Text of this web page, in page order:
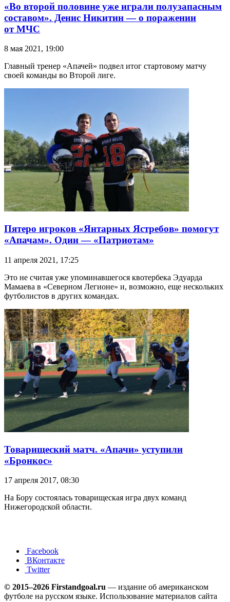
«Во второй половине уже играли полузапасным
составом». Денис Никитин — о поражении
от МЧС
8 мая 2021, 19:00
Главный тренер «Апачей» подвел итог стартовому матчу
своей команды во Второй лиге.
Пятеро игроков «Янтарных Ястребов» помогут
«Апачам». Один — «Патриотам»
11 апреля 2021, 17:25
Это не считая уже упоминавшегося квотербека Эдуарда
Мамаева в «Северном Легионе» и, возможно, еще нескольких
футболистов в других командах.
Товарищеский матч. «Апачи» уступили
«Бронкос»
17 апреля 2017, 08:30
На Бору состоялась товарищеская игра двух команд
Нижегородской области.
Facebook
ВКонтакте
Twitter
© 2015–2026 Firstandgoal.ru — издание об американском
футболе на русском языке. Использование материалов cайта